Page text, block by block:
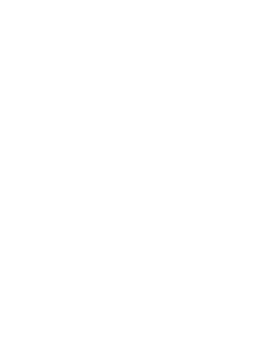
drehen? Dann
ab 15:15 Uhr ein,
Scenes